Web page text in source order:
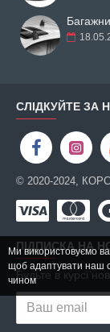
СЛІДКУЙТЕ ЗА
© 2020-2024,
ПІДПИСКА НА
Будьте в курсі
Ми використовуємо
щоб адаптувати наш
чином